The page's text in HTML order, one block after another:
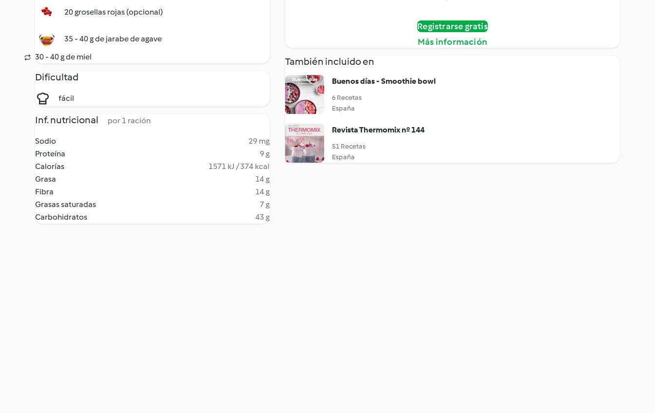
20 grosellas rojas (opcional)
35 - 40 g de jarabe de agave
30 - 40 g de miel
Dificultad
fácil
Inf. nutricional por 1 ración
Sodio
29 mg
Proteína
9 g
Calorías
1571 kJ / 374 kcal
Grasa
14 g
Fibra
14 g
Grasas saturadas
7 g
Carbohidratos
43 g
Registrarse gratis
Más información
También incluido en
Buenos días - Smoothie bowl
6 Recetas
España
Revista Thermomix nº 144
51 Recetas
España